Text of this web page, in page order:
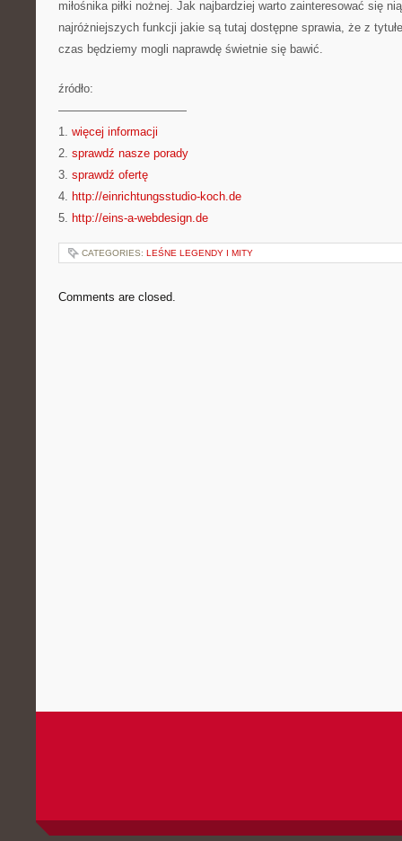
miłośnika piłki nożnej. Jak najbardziej warto zainteresować się
najróżniejszych funkcji jakie są tutaj dostępne sprawia, że z
czas będziemy mogli naprawdę świetnie się bawić.
źródło:
———————————
1. więcej informacji
2. sprawdź nasze porady
3. sprawdź ofertę
4. http://einrichtungsstudio-koch.de
5. http://eins-a-webdesign.de
CATEGORIES: LEŚNE LEGENDY I MITY
Comments are closed.